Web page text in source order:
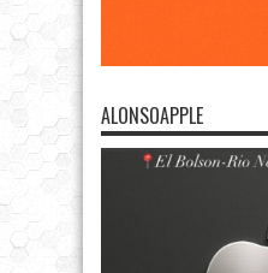
ALONSOAPPLE